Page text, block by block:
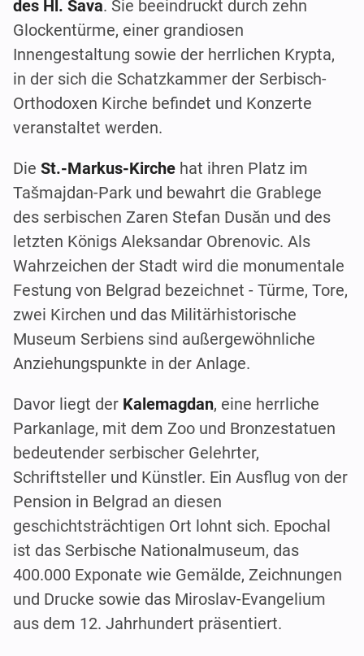
des Hl. Sava. Sie beeindruckt durch zehn
Glockentürme, einer grandiosen
Innengestaltung sowie der herrlichen Krypta,
in der sich die Schatzkammer der Serbisch-
Orthodoxen Kirche befindet und Konzerte
veranstaltet werden.
Die St.-Markus-Kirche hat ihren Platz im
Tašmajdan-Park und bewahrt die Grablege
des serbischen Zaren Stefan Dusăn und des
letzten Königs Aleksandar Obrenovic. Als
Wahrzeichen der Stadt wird die monumentale
Festung von Belgrad bezeichnet - Türme, Tore,
zwei Kirchen und das Militärhistorische
Museum Serbiens sind außergewöhnliche
Anziehungspunkte in der Anlage.
Davor liegt der Kalemagdan, eine herrliche
Parkanlage, mit dem Zoo und Bronzestatuen
bedeutender serbischer Gelehrter,
Schriftsteller und Künstler. Ein Ausflug von der
Pension in Belgrad an diesen
geschichtsträchtigen Ort lohnt sich. Epochal
ist das Serbische Nationalmuseum, das
400.000 Exponate wie Gemälde, Zeichnungen
und Drucke sowie das Miroslav-Evangelium
aus dem 12. Jahrhundert präsentiert.